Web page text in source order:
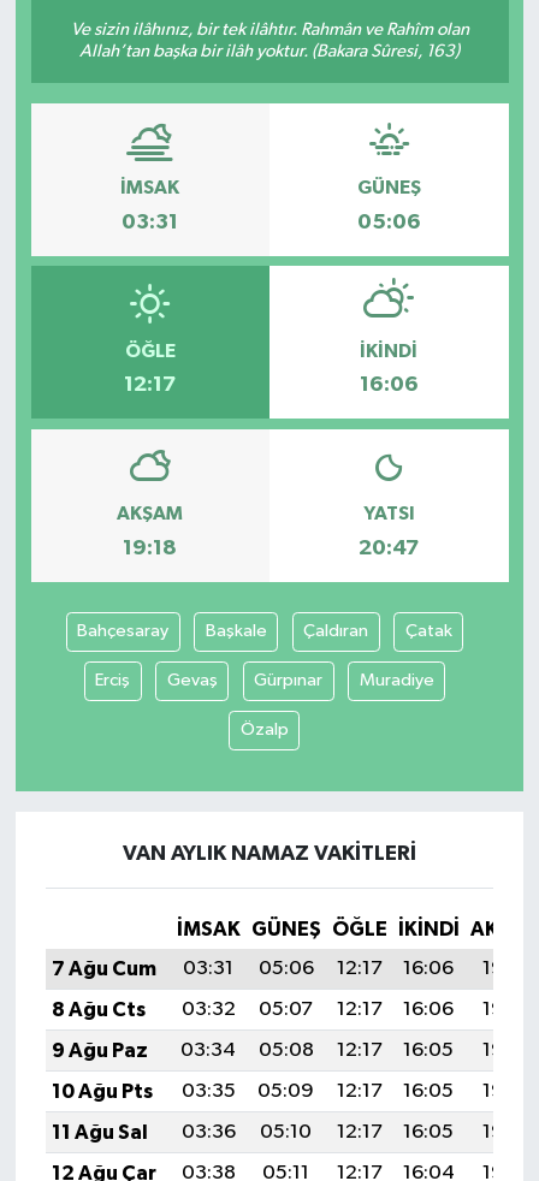
Ve sizin ilâhınız, bir tek ilâhtır. Rahmân ve Rahîm olan
Allah’tan başka bir ilâh yoktur. (Bakara Sûresi, 163)
İMSAK
03:31
GÜNEŞ
05:06
ÖĞLE
12:17
İKINDI
16:06
AKŞAM
19:18
YATSI
20:47
Bahçesaray Başkale Çaldıran Çatak
Erciş Gevaş Gürpınar Muradiye
Özalp
VAN AYLIK NAMAZ VAKITLERI
İMSAK GÜNEŞ ÖĞLE İKINDI
7 Ağu Cum
03:31 05:06 12:17 16:06
19:18
8 Ağu Cts
03:32 05:07 12:17 16:06
19:17
9 Ağu Paz
03:34 05:08 12:17 16:05
19:16
10 Ağu Pts
03:35 05:09 12:17 16:05
19:15
11 Ağu Sal
03:36 05:10 12:17 16:05
19:14
12 Ağu Çar
03:38 05:11 12:17 16:04
19:12